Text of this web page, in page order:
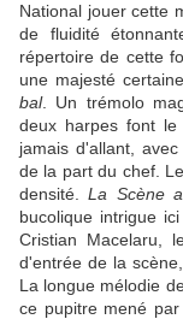
National jouer cette
de fluidité
répertoire de cette
une majesté
bal. Un trémolo
deux harpes font le
jamais d'allant,
de la part du chef.
densité.La Scène
bucolique intrigue
Cristian Macelaru,
d'entrée de la
La longue mélodie
ce pupitre mené par